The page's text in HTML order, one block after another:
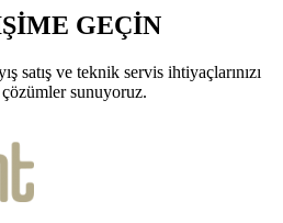
GEÇİN
satış ve teknik servis ihtiyaçlarınızı
sunuyoruz.